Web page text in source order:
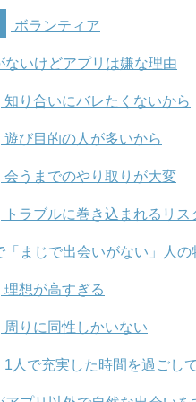
ボランティア
ないけどアプリは嫌な理由
知り合いにバレたくないから
遊び目的の人が多いから
会うまでのやり取りが大変
トラブルに巻き込まれるリス
「まじで出会いがない」人の
理想が高すぎる
周りに同性しかいない
1人で充実した時間を過ごし